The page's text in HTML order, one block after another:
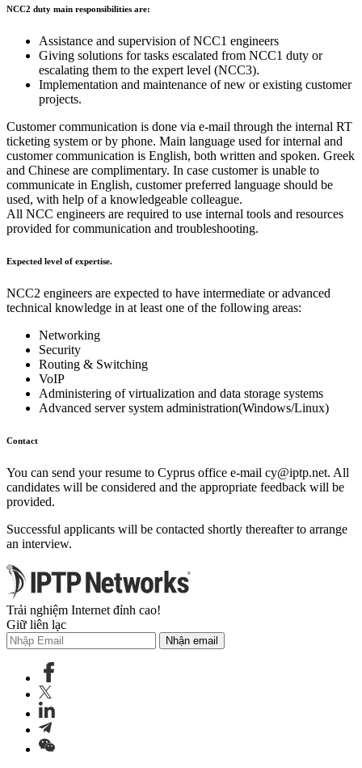
NCC2 duty main responsibilities are:
Assistance and supervision of NCC1 engineers
Giving solutions for tasks escalated from NCC1 duty or
escalating them to the expert level (NCC3).
Implementation and maintenance of new or existing customer
projects.
Customer communication is done via e-mail through the internal RT
ticketing system or by phone. Main language used for internal and
customer communication is English, both written and spoken. Greek
and Chinese are complimentary. In case customer is unable to
communicate in English, customer preferred language should be
used, with help of a knowledgeable colleague.
All NCC engineers are required to use internal tools and resources
provided for communication and troubleshooting.
Expected level of expertise.
NCC2 engineers are expected to have intermediate or advanced
technical knowledge in at least one of the following areas:
Networking
Security
Routing & Switching
VoIP
Administering of virtualization and data storage systems
Advanced server system administration(Windows/Linux)
Contact
You can send your resume to Cyprus office e-mail cy iptp.net. All
candidates will be considered and the appropriate feedback will be
provided.
Successful applicants will be contacted shortly thereafter to arrange
an interview.
Trải nghiệm Internet đỉnh cao!
Giữ liên lạc
Nhận email